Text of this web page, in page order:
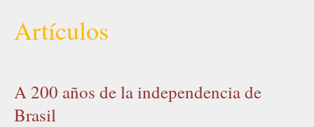
Artículos
A 200 años de la independencia de
Brasil